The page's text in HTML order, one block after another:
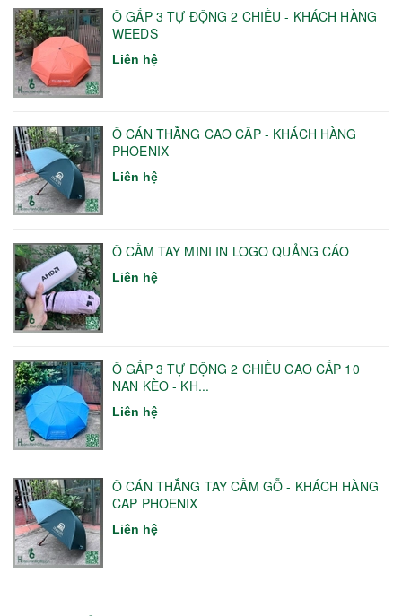
Ô GẤP 3 TỰ ĐỘNG 2 CHIỀU - KHÁCH HÀNG
WEEDS
Liên hệ
Ô CÁN THẲNG CAO CẤP - KHÁCH HÀNG
PHOENIX
Liên hệ
Ô CẦM TAY MINI IN LOGO QUẢNG CÁO
Liên hệ
Ô GẤP 3 TỰ ĐỘNG 2 CHIỀU CAO CẤP 10
NAN KÈO - KH...
Liên hệ
Ô CÁN THẲNG TAY CẦM GỖ - KHÁCH HÀNG
CAP PHOENIX
Liên hệ